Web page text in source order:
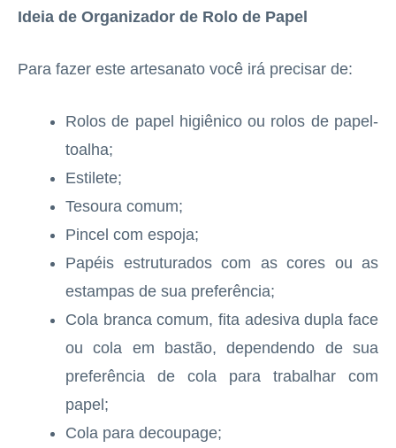
Ideia de Organizador de Rolo de Papel
Para fazer este artesanato você irá precisar de:
Rolos de papel higiênico ou rolos de papel-
toalha;
Estilete;
Tesoura comum;
Pincel com espoja;
Papéis estruturados com as cores ou as
estampas de sua preferência;
Cola branca comum, fita adesiva dupla face
ou cola em bastão, dependendo de sua
preferência de cola para trabalhar com
papel;
Cola para decoupage;